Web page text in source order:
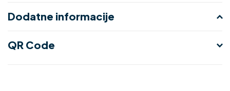
Dodatne informacije
QR Code